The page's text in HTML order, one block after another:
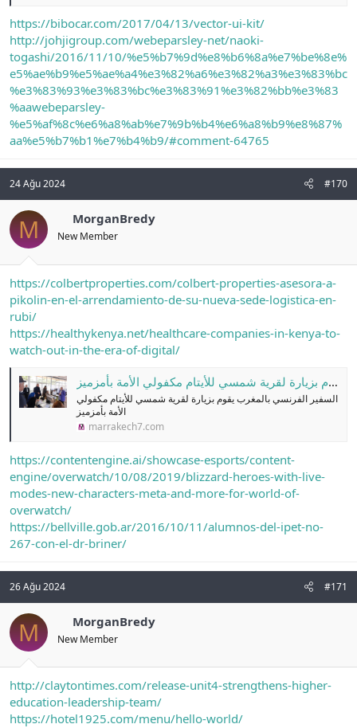
https://bibocar.com/2017/04/13/vector-ui-kit/
http://johjigroup.com/webeparsley-net/naoki-
togashi/2016/11/10/%e5%b7%9d%e8%b6%8a%e7%be%8e%
e5%ae%b9%e5%ae%a4%e3%82%a6%e3%82%a3%e3%83%bc
%e3%83%93%e3%83%bc%e3%83%91%e3%82%bb%e3%83
%aawebeparsley-
%e5%af%8c%e6%a8%ab%e7%9b%b4%e6%a8%b9%e8%87%
aa%e5%b7%b1%e7%b4%b9/#comment-64765
24 Ağu 2024 #170
M MorganBredy
New Member
https://colbertproperties.com/colbert-properties-asesora-a-
pikolin-en-el-arrendamiento-de-su-nueva-sede-logistica-en-
rubi/
https://healthykenya.net/healthcare-companies-in-kenya-to-
watch-out-in-the-era-of-digital/
السفير الفرنسي بالمغرب يقوم بزيارة لقرية شمسي للأيتام مكفولي الأمة بأمزميز
السفير الفرنسي بالمغرب يقوم بزيارة لقرية شمسي للأيتام مكفولي
الأمة بأمزميز
marrakech7.com
https://contentengine.ai/showcase-esports/content-
engine/overwatch/10/08/2019/blizzard-heroes-with-live-
modes-new-characters-meta-and-more-for-world-of-
overwatch/
https://bellville.gob.ar/2016/10/11/alumnos-del-ipet-no-
267-con-el-dr-briner/
26 Ağu 2024 #171
M MorganBredy
New Member
http://claytontimes.com/release-unit4-strengthens-higher-
education-leadership-team/
https://hotel1925.com/menu/hello-world/